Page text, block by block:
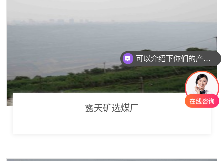
露天矿选煤厂
可以介绍下你们的产品么
你们是怎么收费的呢